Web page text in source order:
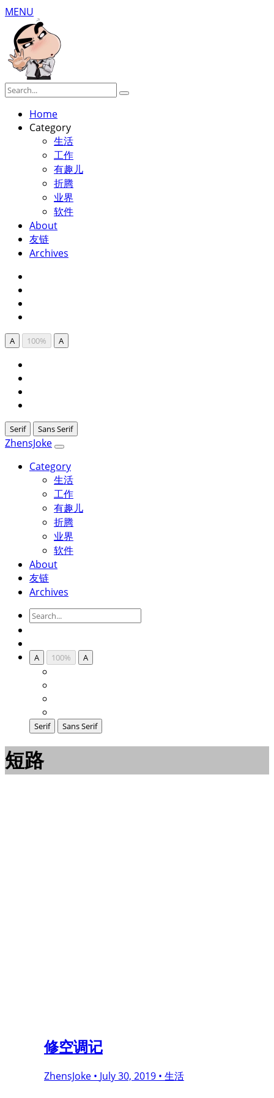
MENU
Home
Category
生活
工作
有趣儿
折腾
业界
软件
About
友链
Archives
A 100% A
Serif Sans Serif
ZhensJoke
Category
生活
工作
有趣儿
折腾
业界
软件
About
友链
Archives
A 100% A
Serif Sans Serif
短路
修空调记
ZhensJoke • July 30, 2019 • 生活